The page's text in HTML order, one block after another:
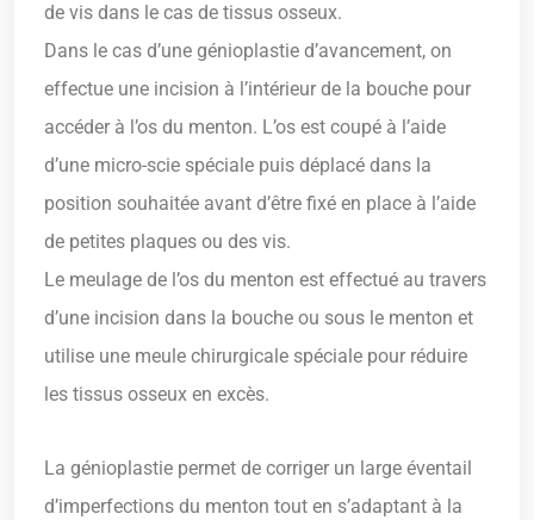
de vis dans le cas de tissus osseux.
Dans le cas d’une génioplastie d’avancement, on
effectue une incision à l’intérieur de la bouche pour
accéder à l’os du menton. L’os est coupé à l’aide
d’une micro-scie spéciale puis déplacé dans la
position souhaitée avant d’être fixé en place à l’aide
de petites plaques ou des vis.
Le meulage de l’os du menton est effectué au travers
d’une incision dans la bouche ou sous le menton et
utilise une meule chirurgicale spéciale pour réduire
les tissus osseux en excès.
La génioplastie permet de corriger un large éventail
d’imperfections du menton tout en s’adaptant à la